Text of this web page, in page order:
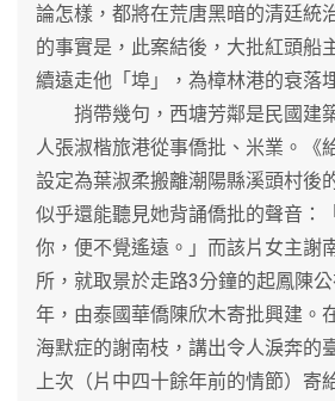
論怎樣，都將在荒唐黑暗的清廷統
的事實是，此案結後，大批紅頭船
續遠走他「埠」，為樟林港的衰落
捎帶幾句，西塘芳鄰是民國建
人張淑楷旅港從事僑批、米業。《
設定為葉淑柔搬離潮陽縣溪頭村後
似乎還能聽見她背誦僑批的聲音：
你，便不覺遙遠。」而該片女主謝
所，就取景於走路3分鐘的起鳳陳
年，由泰國華僑陳欣木寄批興建。
海默症的謝南枝，講出令人淚奔的
上次（片中四十餘年前的情節）寄